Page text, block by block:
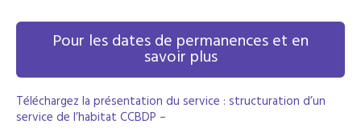
Pour les dates de permanences et en
savoir plus
Téléchargez la présentation du service : structuration d’un
service de l’habitat CCBDP –